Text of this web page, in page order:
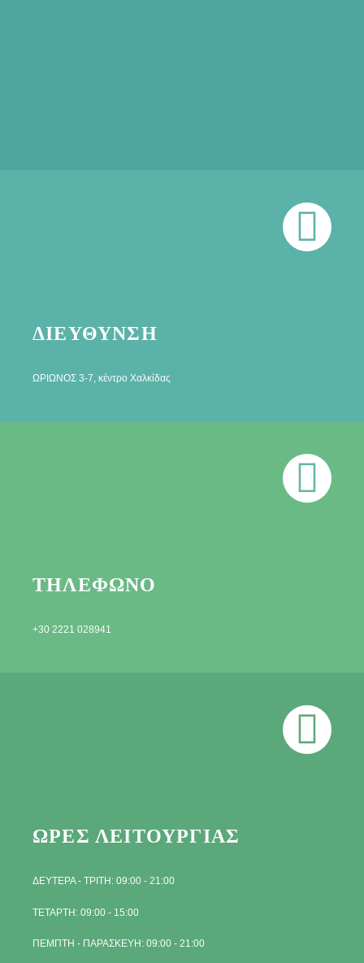
ΔΙΕΥΘΥΝΣΗ
ΩΡΙΩΝΟΣ 3-7, κέντρο Χαλκίδας
ΤΗΛΕΦΩΝΟ
+30 2221 028941
ΩΡΕΣ ΛΕΙΤΟΥΡΓΙΑΣ
ΔΕΥΤΕΡΑ - ΤΡΙΤΗ: 09:00 - 21:00
ΤΕΤΑΡΤΗ: 09:00 - 15:00
ΠΕΜΠΤΗ - ΠΑΡΑΣΚΕΥΗ: 09:00 - 21:00